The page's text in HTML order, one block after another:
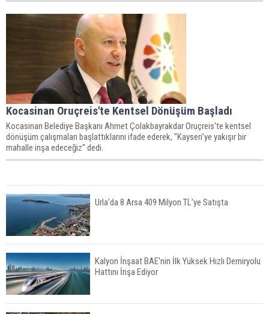
Kocasinan Oruçreis'te Kentsel Dönüşüm Başladı
Kocasinan Belediye Başkanı Ahmet Çolakbayrakdar Oruçreis'te kentsel
dönüşüm çalışmaları başlattıklarını ifade ederek, "Kayseri’ye yakışır bir
mahalle inşa edeceğiz" dedi.
Urla’da 8 Arsa 409 Milyon TL’ye Satışta
Kalyon İnşaat BAE'nin İlk Yüksek Hızlı Demiryolu
Hattını İnşa Ediyor